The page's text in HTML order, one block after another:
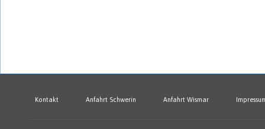
Kontakt Anfahrt Schwerin Anfahrt Wismar